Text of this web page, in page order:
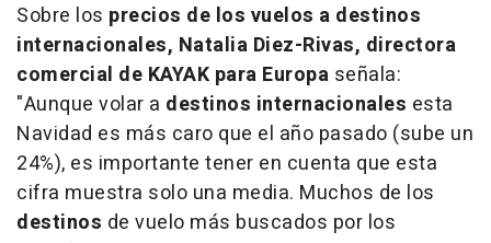
Sobre los precios de los vuelos a destinos
internacionales, Natalia Diez-Rivas, directora
comercial de KAYAK para Europa señala:
"Aunque volar a destinos internacionales esta
Navidad es más caro que el año pasado (sube un
24%), es importante tener en cuenta que esta
cifra muestra solo una media. Muchos de los
destinos de vuelo más buscados por los